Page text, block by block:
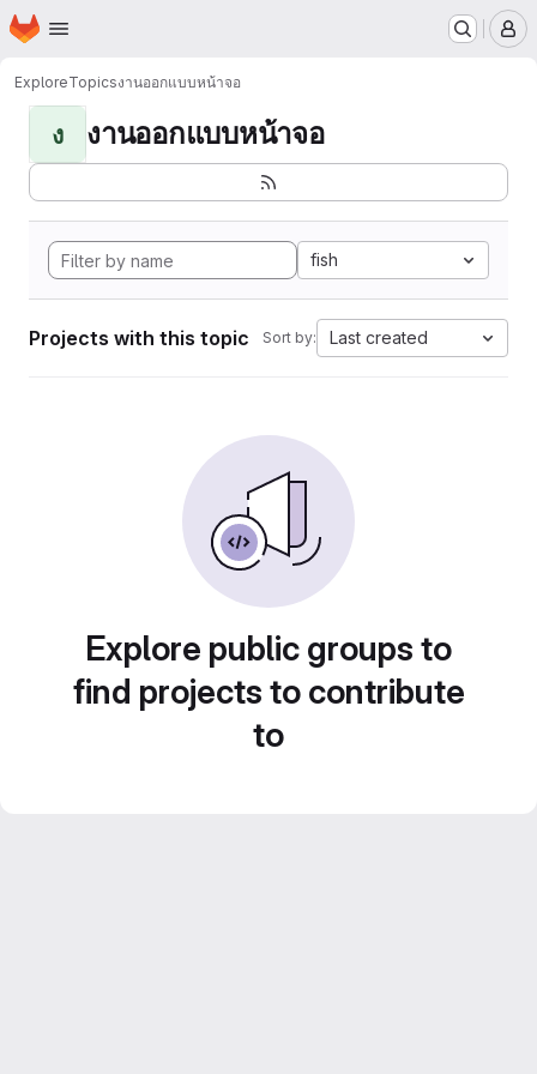
Skip to main content
Homepage
ExploreTopicsงานออกแบบหน้าจอ
ง งานออกแบบหน้าจอ
fish
Projects with this topic Sort by: Last created
Explore public groups to
find projects to contribute
to